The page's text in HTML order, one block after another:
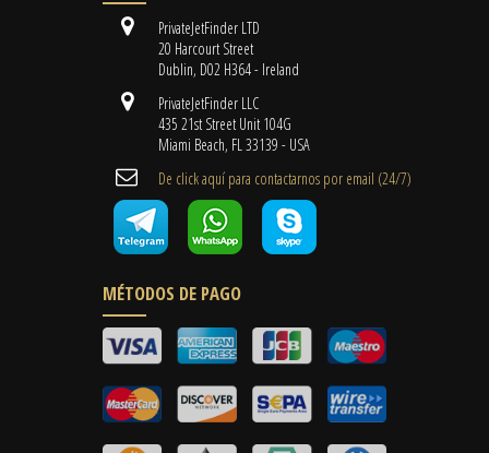
PrivateJetFinder LTD
20 Harcourt Street
Dublin, D02 H364 - Ireland
PrivateJetFinder LLC
435 21st Street Unit 104G
Miami Beach, FL 33139 - USA
De click aquí para contactarnos por email ​(24/7)
MÉTODOS DE PAGO